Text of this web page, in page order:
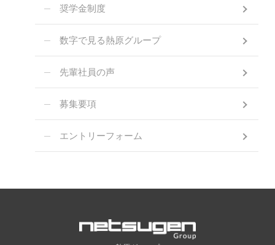
奨学金制度
数字で見る熱原グループ
先輩社員の声
募集要項
エントリーフォーム